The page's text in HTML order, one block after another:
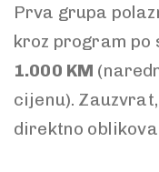
Prva grupa
kroz program po
1.000 KM
cijenu).
direktno